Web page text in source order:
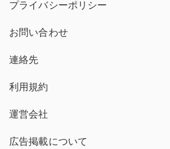
プライバシーポリシー
お問い合わせ
連絡先
利用規約
運営会社
広告掲載について